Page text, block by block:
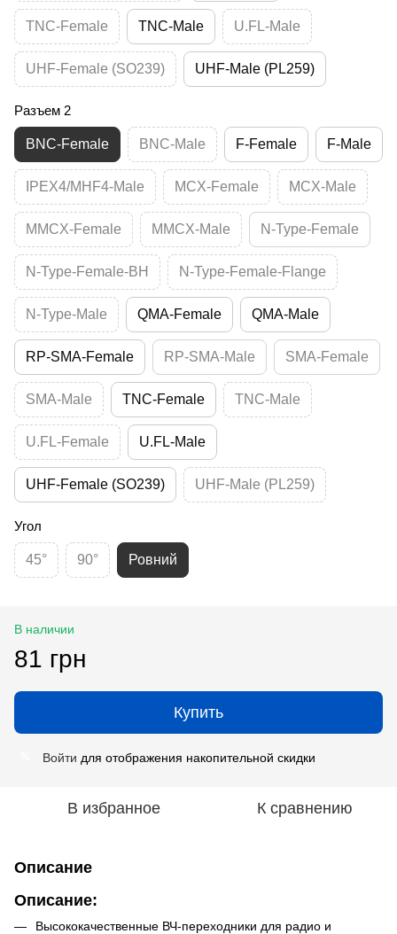
TNC-Female TNC-Male U.FL-Male
UHF-Female (SO239) UHF-Male (PL259)
Разъем 2
BNC-Female BNC-Male F-Female F-Male
IPEX4/MHF4-Male MCX-Female MCX-Male
MMCX-Female MMCX-Male N-Type-Female
N-Type-Female-BH N-Type-Female-Flange
N-Type-Male QMA-Female QMA-Male
RP-SMA-Female RP-SMA-Male SMA-Female
SMA-Male TNC-Female TNC-Male
U.FL-Female U.FL-Male
UHF-Female (SO239) UHF-Male (PL259)
Угол
45° 90° Ровний
В наличии
81 грн
Купить
Войти для отображения накопительной скидки
В избранное К сравнению
Описание
Описание:
Высококачественные ВЧ-переходники для радио и